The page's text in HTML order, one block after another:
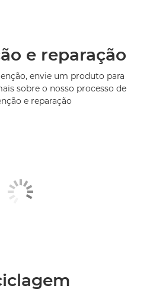
e reparação
envie um produto para
sobre o nosso processo de
e reparação